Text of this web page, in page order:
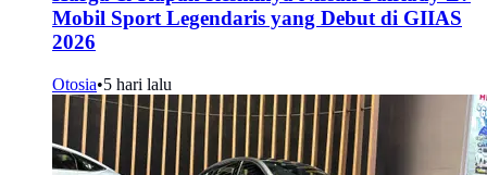
Mobil Sport Legendaris yang Debut di GIIAS
2026
Otosia•5 hari lalu